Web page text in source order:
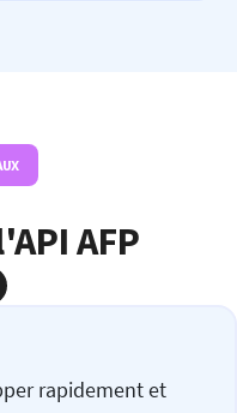
AFP
rapidement et